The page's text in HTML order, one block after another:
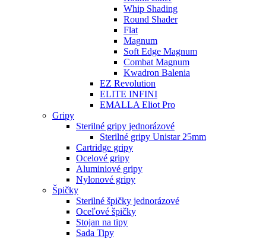
Whip Shading
Round Shader
Flat
Magnum
Soft Edge Magnum
Combat Magnum
Kwadron Balenia
EZ Revolution
ELITE INFINI
EMALLA Eliot Pro
Gripy
Sterilné gripy jednorázové
Sterilné gripy Unistar 25mm
Cartridge gripy
Ocelové gripy
Aluminiové gripy
Nylonové gripy
Špičky
Sterilné špičky jednorázové
Oceľové špičky
Stojan na tipy
Sada Tipy